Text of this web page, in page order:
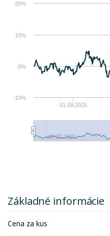
01.09.2025
01.07.2025
0%
10%
20%
-10%
Základné informácie
Cena za kus